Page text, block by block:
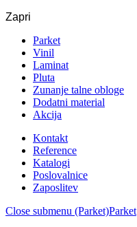
Zapri
Parket
Vinil
Laminat
Pluta
Zunanje talne obloge
Dodatni material
Akcija
Kontakt
Reference
Katalogi
Poslovalnice
Zaposlitev
Close submenu (Parket)Parket